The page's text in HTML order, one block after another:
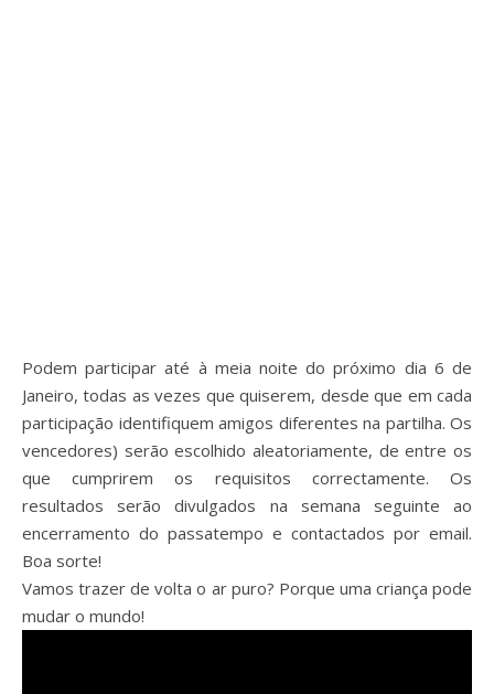
Podem participar até à meia noite do próximo dia 6 de
Janeiro, todas as vezes que quiserem, desde que em cada
participação identifiquem amigos diferentes na partilha. Os
vencedores) serão escolhido aleatoriamente, de entre os
que cumprirem os requisitos correctamente. Os
resultados serão divulgados na semana seguinte ao
encerramento do passatempo e contactados por email.
Boa sorte!
Vamos trazer de volta o ar puro? Porque uma criança pode
mudar o mundo!